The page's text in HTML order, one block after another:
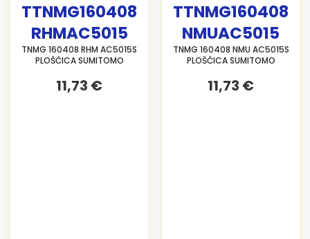
TTNMG160408
RHMAC5015
TNMG 160408 RHM AC5015S
PLOŠČICA SUMITOMO
11,73 €
TTNMG160408
NMUAC5015
TNMG 160408 NMU AC5015S
PLOŠČICA SUMITOMO
11,73 €